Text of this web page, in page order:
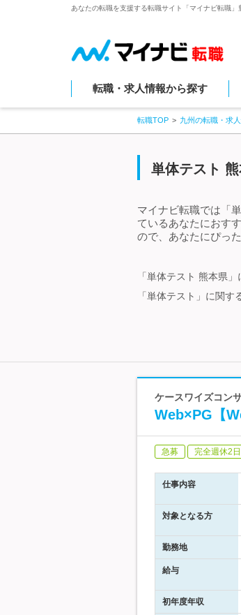
あなたの転職を支援する転職サイト「マイナビ転職
転職・求人情報から探す
転職TOP 九州の転職・求
単体テスト
マイナビ転職では「
ているあなたにおす
ので、あなたにぴっ
「単体テスト 熊本県
「単体テスト」に関す
ケースワイズコン
Web×PG【
急募 完全週休2日
仕事内容
対象となる方
勤務地
給与
初年度年収